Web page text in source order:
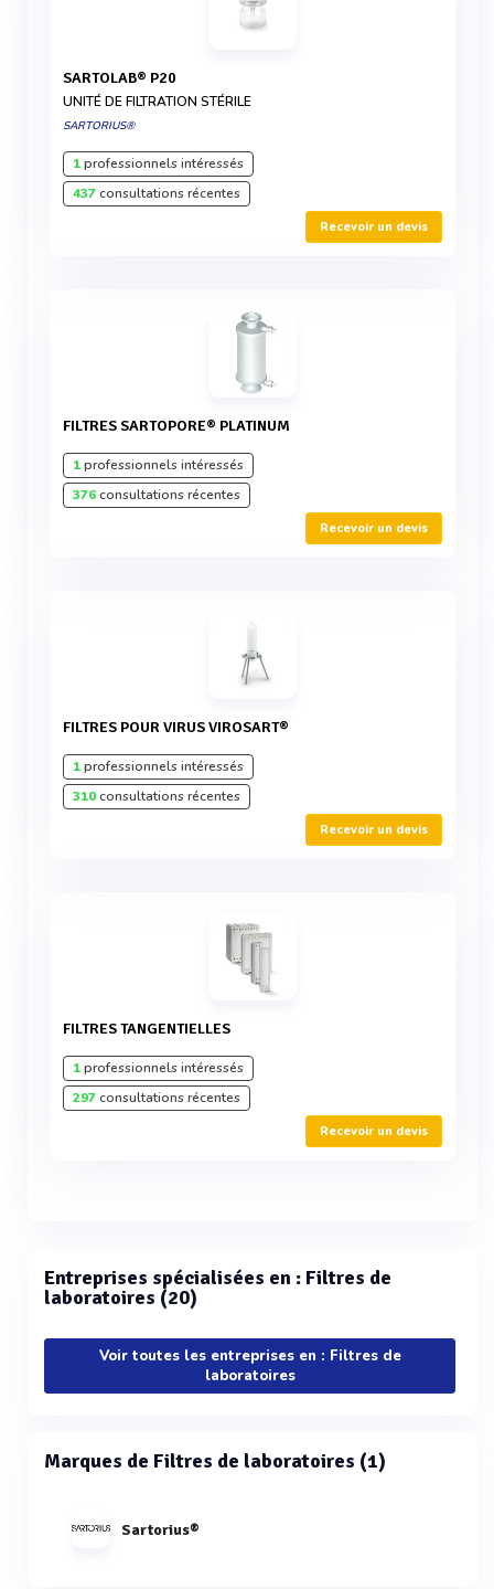
SARTOLAB® P20
UNITÉ DE FILTRATION STÉRILE
SARTORIUS®
1professionnels intéressés
437consultations récentes
Recevoir un devis
FILTRES SARTOPORE® PLATINUM
1professionnels intéressés
376consultations récentes
Recevoir un devis
FILTRES POUR VIRUS VIROSART®
1professionnels intéressés
310consultations récentes
Recevoir un devis
FILTRES TANGENTIELLES
1professionnels intéressés
297consultations récentes
Recevoir un devis
Entreprises spécialisées en : Filtres de
laboratoires (20)
Voir toutes les entreprises en : Filtres de
laboratoires
Marques de Filtres de laboratoires (1)
Sartorius®